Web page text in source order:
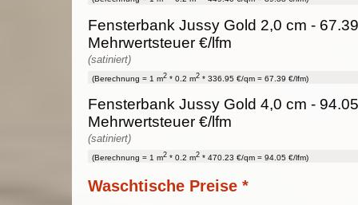
Fensterbank Jussy Gold 2,0 cm -
Mehrwertsteuer €/lfm
(satiniert)
(Berechnung = 1 m2 * 0.2 m2 * 336.95 €/qm = 67.39 €/lfm)
Fensterbank Jussy Gold 4,0 cm -
Mehrwertsteuer €/lfm
(satiniert)
(Berechnung = 1 m2 * 0.2 m2 * 470.23 €/qm = 94.05 €/lfm)
Waschtische Preise *